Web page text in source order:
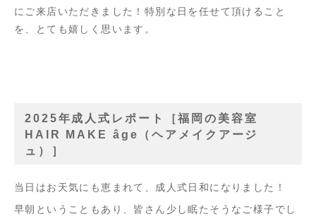
にご来店いただきました！特別な日を任せて頂けること
を、とても嬉しく思います。
2025年成人式レポート［福岡の美容室
HAIR MAKE âge（ヘアメイクアージ
ュ）］
当日はお天気にも恵まれて、成人式日和になりました！
早朝ということもあり、皆さん少し眠たそうなご様子でし